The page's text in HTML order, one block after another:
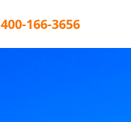
400-166-3656